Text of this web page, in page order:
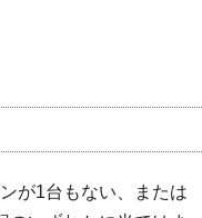
が1台もない、または